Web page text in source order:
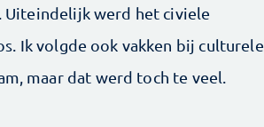
Uiteindelijk werd het civiele
Ik volgde ook vakken bij culturele
maar dat werd toch te veel.